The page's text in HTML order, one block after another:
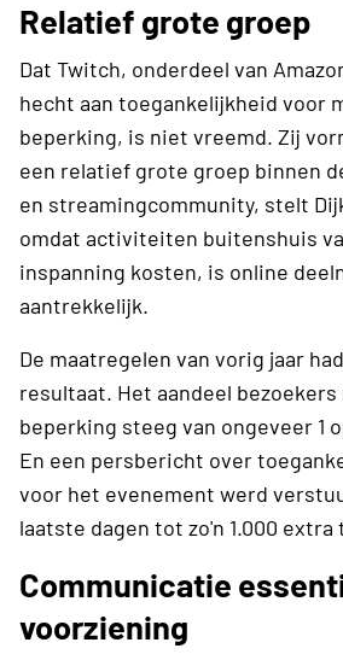
Relatief grote groep
Dat Twitch, onderdeel van
hecht aan toegankelijkheid voor
beperking, is niet vreemd. Zij
een relatief grote groep binnen
en streamingcommunity, stelt
omdat activiteiten buitenshuis
inspanning kosten, is online
aantrekkelijk.
De maatregelen van vorig jaar
resultaat. Het aandeel
beperking steeg van ongeveer 1
En een persbericht over
voor het evenement werd
laatste dagen tot zo'n 1.000
Communicatie
voorziening